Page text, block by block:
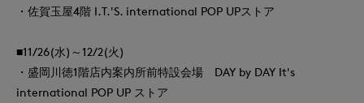
・佐賀玉屋4階 I.T.'S. international POP UPストア
■11/26(水)～12/2(火)
・盛岡川徳1階店内案内所前特設会場 DAY by DAY It's
international POP UP ストア